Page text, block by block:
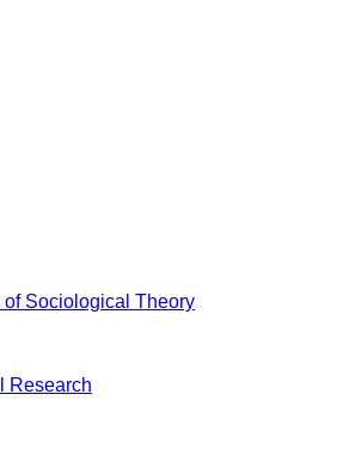
Sociological Theory